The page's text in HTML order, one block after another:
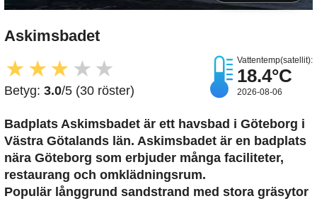
Askimsbadet
★ ★★ ★ ★
Betyg: 3.0/5 (30 röster)
Vattentemp(satellit):
18.4°C
2026-08-06
Badplats Askimsbadet är ett havsbad i Göteborg i
Västra Götalands län. Askimsbadet är en badplats
nära Göteborg som erbjuder många faciliteter,
restaurang och omklädningsrum.
Populär långgrund sandstrand med stora gräsytor